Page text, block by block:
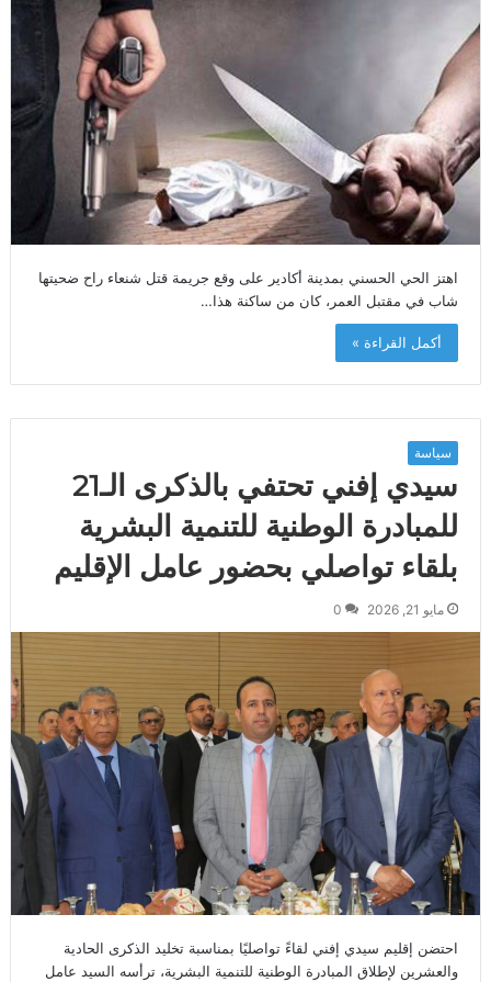
اهتز الحي الحسني بمدينة أكادير على وقع جريمة قتل شنعاء راح ضحيتها
شاب في مقتبل العمر، كان من ساكنة هذا…
أكمل القراءة »
سياسة
سيدي إفني تحتفي بالذكرى الـ21
للمبادرة الوطنية للتنمية البشرية
بلقاء تواصلي بحضور عامل الإقليم
مايو 21, 2026 0
احتضن إقليم سيدي إفني لقاءً تواصليًا بمناسبة تخليد الذكرى الحادية
والعشرين لإطلاق المبادرة الوطنية للتنمية البشرية، ترأسه السيد عامل